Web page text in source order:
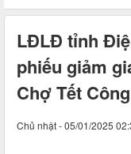
LĐLĐ tỉnh
phiếu giảm
Chợ Tết
Chủ nhật - 05/01/2025